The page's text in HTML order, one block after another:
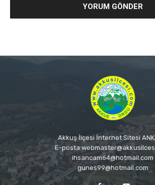
Akkuş İlçesi İnternet Sitesi
E-
ihsancam64@hotmail.com
gunes99@hotmail.com